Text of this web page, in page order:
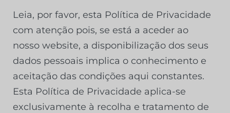
Leia, por favor, esta Política de Privacidade
com atenção pois, se está a aceder ao
nosso website, a disponibilização dos seus
dados pessoais implica o conhecimento e
aceitação das condições aqui constantes.
Esta Política de Privacidade aplica-se
exclusivamente à recolha e tratamento de